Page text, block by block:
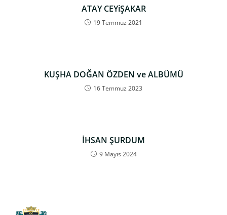
ATAY CEYiŞAKAR
19 Temmuz 2021
KUŞHA DOĞAN ÖZDEN ve ALBÜMÜ
16 Temmuz 2023
İHSAN ŞURDUM
9 Mayıs 2024